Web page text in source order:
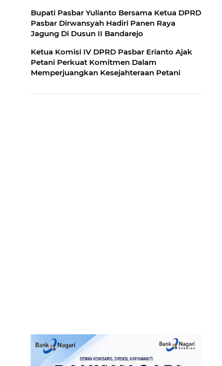
Bupati Pasbar Yulianto Bersama Ketua DPRD
Pasbar Dirwansyah Hadiri Panen Raya
Jagung Di Dusun II Bandarejo
Ketua Komisi IV DPRD Pasbar Erianto Ajak
Petani Perkuat Komitmen Dalam
Memperjuangkan Kesejahteraan Petani